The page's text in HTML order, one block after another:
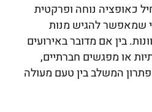
כאופציה נוחה ופרקטית
שמאפשר להגיש מנות
בין אם מדובר באירועים
או מפגשים חברתיים,
המשלב בין טעם מעולה